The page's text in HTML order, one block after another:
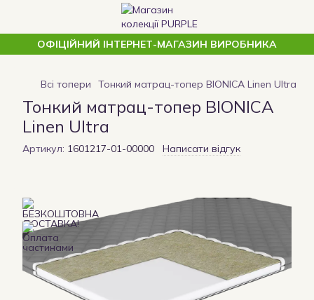
ОФІЦІЙНИЙ ІНТЕРНЕТ-МАГАЗИН ВИРОБНИКА
Всі топери Тонкий матрац-топер BIONICA Linen Ultra
Тонкий матрац-топер BIONICA
Linen Ultra
Артикул: 1601217-01-00000 Написати відгук